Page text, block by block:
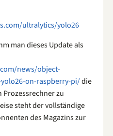
ultralytics/yolo26
man dieses Update als
news/object-
on-raspberry-pi/die
Prozessrechner zu
steht der vollständige
des Magazins zur